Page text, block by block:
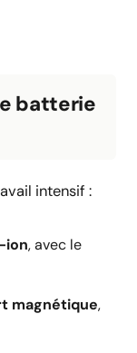
batterie
intensif :
ion, avec le
magnétique,